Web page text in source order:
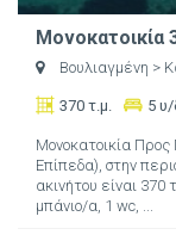
Μονοκατοικία
Βουλιαγμένη >
370 τ.μ. 5
Μονοκατοικία Προς
Επίπεδα), στην
ακινήτου είναι
μπάνιο/α, 1 wc, ...